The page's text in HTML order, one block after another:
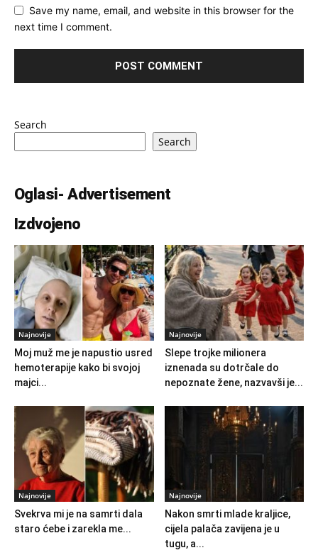
Save my name, email, and website in this browser for the
next time I comment.
Search
Search
Oglasi- Advertisement
Izdvojeno
Najnovije
Moj muž me je napustio usred
hemoterapije kako bi svojoj
majci...
Najnovije
Slepe trojke milionera
iznenada su dotrčale do
nepoznate žene, nazvavši je...
Najnovije
Svekrva mi je na samrti dala
staro ćebe i zarekla me...
Najnovije
Nakon smrti mlade kraljice,
cijela palača zavijena je u
tugu, a...